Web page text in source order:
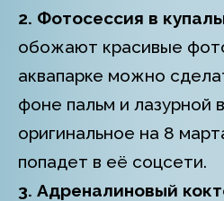
2. Фотосессия в
обожают красивые
аквапарке можно
фоне пальм и лазурной
оригинальное на 8
попадет в её соцсети.
3. Адреналиновый